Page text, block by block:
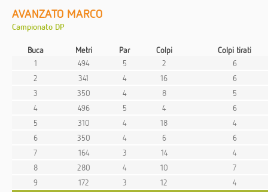
AVANZATO MARCO
Campionato DP
Buca Metri Par Colpi
Colpi tirati
1
494 5 2
6
2
341 4 16
6
3
350 4 8
5
4
496 5 4
6
5
310 4 18
4
6
350 4 6
6
7
164 3 14
4
8
280 4 10
7
9
172 3 12
4